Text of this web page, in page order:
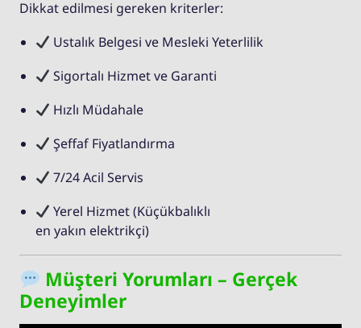
Dikkat edilmesi gereken kriterler:
Ustalık Belgesi ve Mesleki Yeterlilik
Sigortalı Hizmet ve Garanti
Hızlı Müdahale
Şeffaf Fiyatlandırma
7/24 Acil Servis
Yerel Hizmet (Küçükbalıklı
en yakın elektrikçi)
Müşteri Yorumları – Gerçek
Deneyimler